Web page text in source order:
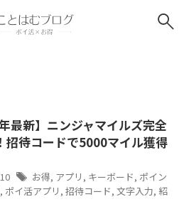
最新】ニンジャマイルズ完全
招待コードで5000マイル獲得
お得, アプリ , キーボード, ポイン
, ポイ活アプリ , 招待コード, 文字入力, 紹